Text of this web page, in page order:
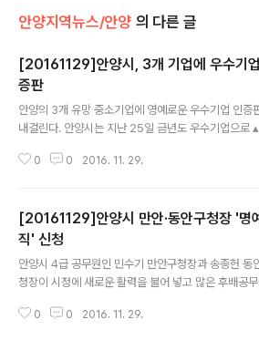
안양지역뉴스/안양 의 다른 글
[20161129]안양시, 3개 기업에 우수기
증판
안양의 3개 유망 중소기업에 영예로운 우수기업 인증
내걸린다. 안양시는 지난 25일 금년도 우수기업으로
업체를 선정했다고 28일 밝혔다. 이들 업체는 고용인력
우수기업 인증판 주인공으로 이름을 올리게 됐다. 선
우수기업에 대해서는 오는 2019년까지 3년 동안 다양
혜택이 주어진다. 우선 시 중소기업육성자금을 융자받
경우 이자차액을 일반기업이 1.5%받는 데 비해 0.5%
업지원 사업에 가점을 부여받아 참여가 용이하고, 대표
0 0 2016. 11. 29.
[20161129]안양시 만안·동안구청장 '명
직' 신청
안양시 4급 공무원인 민수기 만안구청장과 송종헌 동
청장이 시정에 새로운 활력을 불어 넣고 많은 후배공
년 가까운 공직생활을 마무리하기로 결정해 귀감이 되고
0 0 2016. 11. 29.